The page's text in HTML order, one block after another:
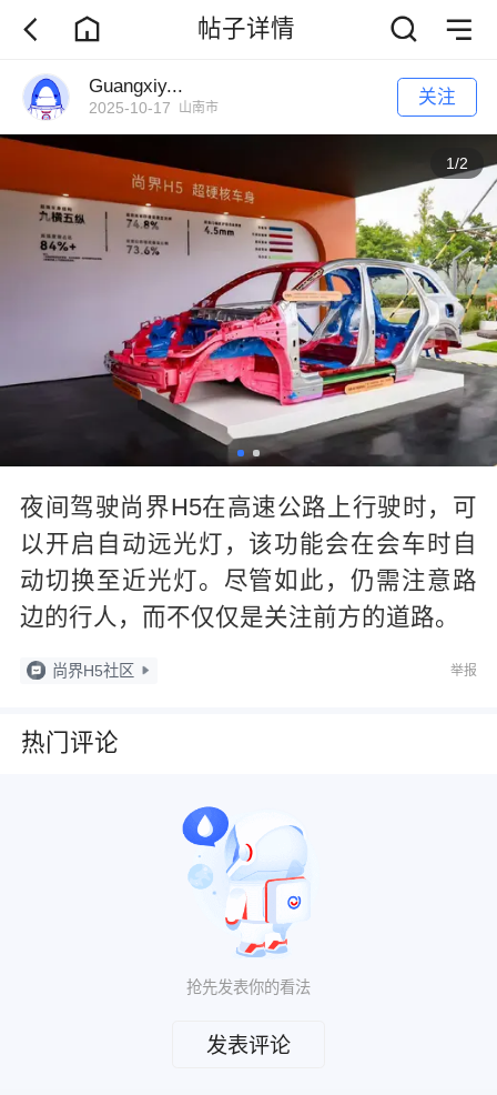
帖子详情
Guangxiy...
2025-10-17 山南市 关注
1/2
夜间驾驶尚界H5在高速公路上行驶时，可
以开启自动远光灯，该功能会在会车时自
动切换至近光灯。尽管如此，仍需注意路
边的行人，而不仅仅是关注前方的道路。
尚界H5社区 举报
热门评论
抢先发表你的看法
发表评论